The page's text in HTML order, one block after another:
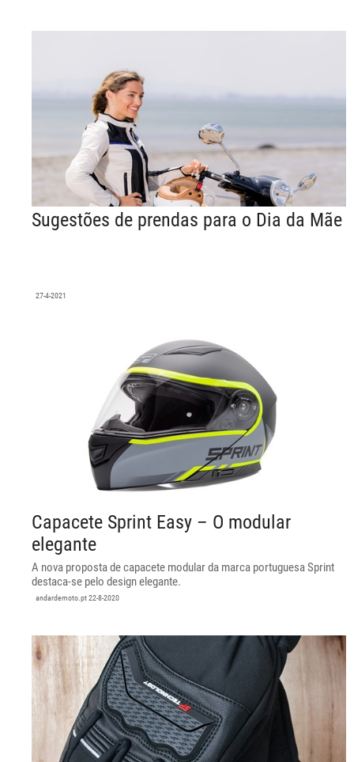
Sugestões de prendas para o Dia da Mãe
27-4-2021
Capacete Sprint Easy – O modular
elegante
A nova proposta de capacete modular da marca portuguesa Sprint
destaca-se pelo design elegante.
andardemoto.pt22-8-2020